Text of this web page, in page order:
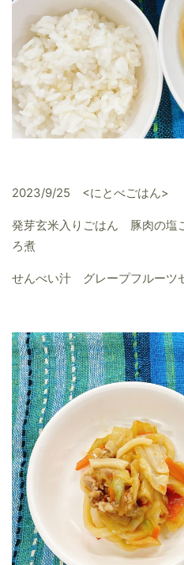
2023/9/25 <にとべごはん>
発芽玄米入りごはん 豚肉の塩
ろ煮
せんべい汁 グレープフルーツ